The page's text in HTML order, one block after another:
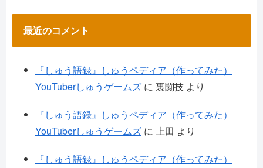
最近のコメント
『しゅう語録』しゅうペディア（作ってみた）
YouTuberしゅうゲームズ に 裏闘技 より
『しゅう語録』しゅうペディア（作ってみた）
YouTuberしゅうゲームズ に 上田 より
『しゅう語録』しゅうペディア（作ってみた）